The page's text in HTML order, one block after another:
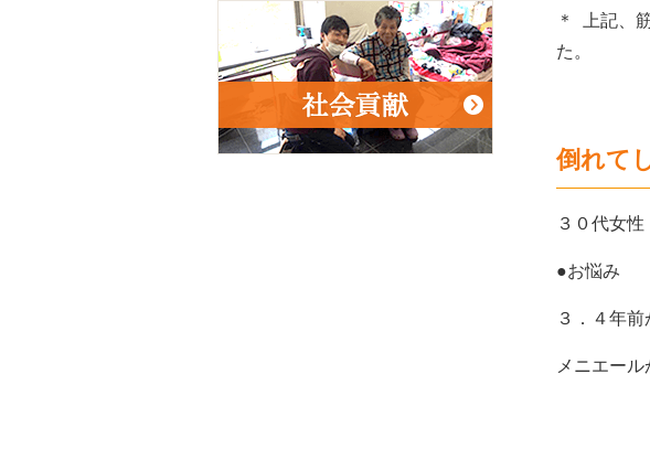
＊ 上記、
た。
倒れて
３０代女
●お悩み
３．４年
メニエール